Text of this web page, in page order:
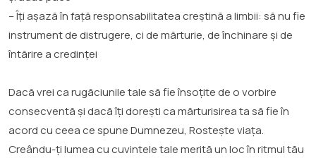
– Îți așază în față responsabilitatea creștină a limbii: să nu fie
instrument de distrugere, ci de mărturie, de închinare și de
întărire a credinței
Dacă vrei ca rugăciunile tale să fie însoțite de o vorbire
consecventă și dacă îți dorești ca mărturisirea ta să fie în
acord cu ceea ce spune Dumnezeu, Rostește viața.
Creându-ți lumea cu cuvintele tale merită un loc în ritmul tău